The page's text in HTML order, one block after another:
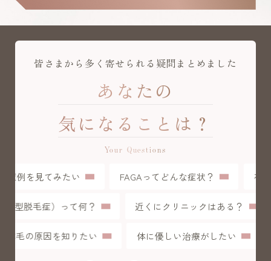
皆さまから多く寄せられる疑問まとめました
あなたの
気になることは？
Your Questions
症例を見てみたい FAGAってどんな症状？ 初
性型脱毛症）って何？ 近くにクリニックはある？
薄毛の原因を知りたい 体に優しい治療がしたい